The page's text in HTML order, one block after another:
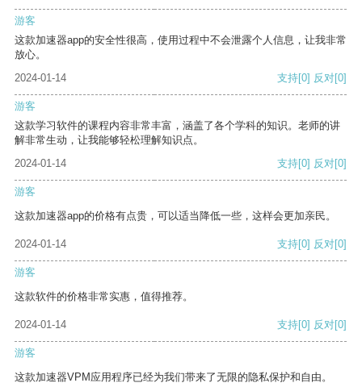
游客
这款加速器app的安全性很高，使用过程中不会泄露个人信息，让我非常
放心。
2024-01-14
支持[0] 反对[0]
游客
这款学习软件的课程内容非常丰富，涵盖了各个学科的知识。老师的讲
解非常生动，让我能够轻松理解知识点。
2024-01-14
支持[0] 反对[0]
游客
这款加速器app的价格有点贵，可以适当降低一些，这样会更加亲民。
2024-01-14 支持[0] 反对[0]
游客
这款软件的价格非常实惠，值得推荐。
2024-01-14 支持[0] 反对[0]
游客
这款加速器VPM应用程序已经为我们带来了无限的隐私保护和自由。